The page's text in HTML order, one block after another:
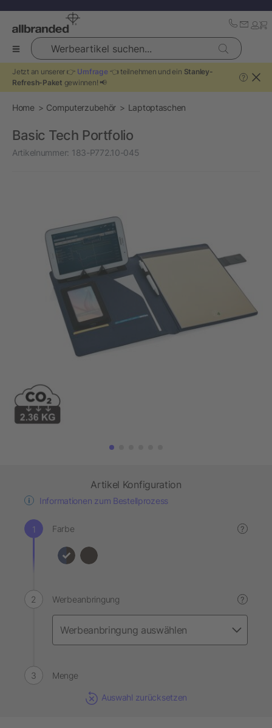
Werbeartikel suchen...
Jetzt an unserer 👉 Umfrage👈 teilnehmen und ein Stanley-
Refresh-Paket gewinnen! 📢
?
Home Computerzubehör Laptoptaschen
Basic Tech Portfolio
Artikelnummer: 183-P772.10-045
Artikel Konfiguration
Informationen zum Bestellprozess
Farbe ?
Werbeanbringung ?
Menge
Auswahl zurücksetzen